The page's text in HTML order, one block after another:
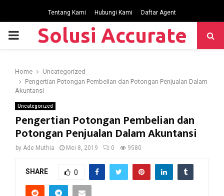
Tentang Kami Hubungi Kami Daftar Agent
P
M
A
Solusi Accurate
Home
Uncategorized
Pengertian Potongan Pembelian dan Potongan Penjualan Dalam
Akuntansi
Uncategorized
Pengertian Potongan Pembelian dan
Potongan Penjualan Dalam Akuntansi
by Ade Muthia Mei 8, 2019 0 9580
SHARE 0